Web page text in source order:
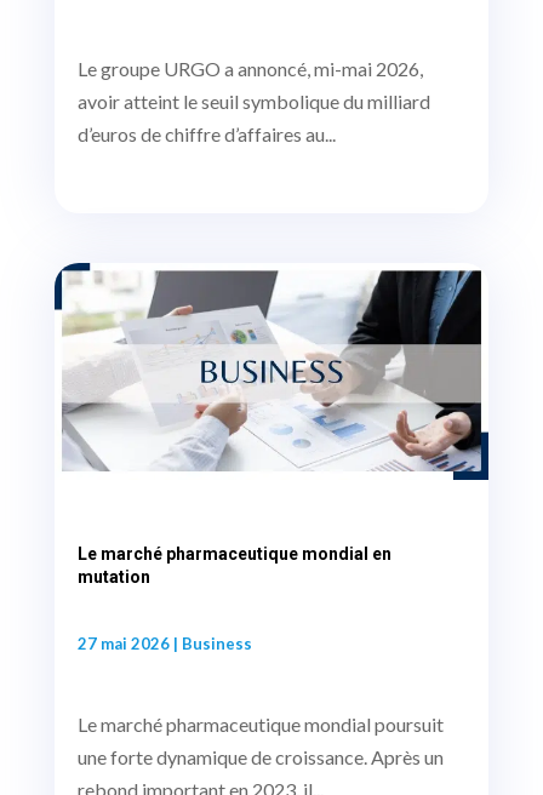
Le groupe URGO a annoncé, mi-mai 2026,
avoir atteint le seuil symbolique du milliard
d’euros de chiffre d’affaires au...
Le marché pharmaceutique mondial en
mutation
27 mai 2026| Business
Le marché pharmaceutique mondial poursuit
une forte dynamique de croissance. Après un
rebond important en 2023, il...